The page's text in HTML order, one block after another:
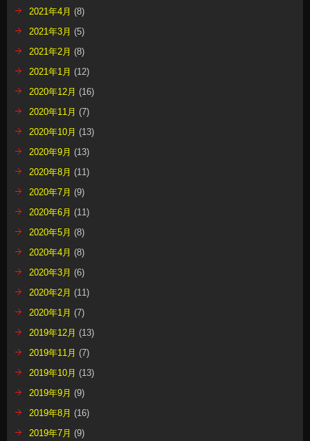
2021年4月 (8)
2021年3月 (5)
2021年2月 (8)
2021年1月 (12)
2020年12月 (16)
2020年11月 (7)
2020年10月 (13)
2020年9月 (13)
2020年8月 (11)
2020年7月 (9)
2020年6月 (11)
2020年5月 (8)
2020年4月 (8)
2020年3月 (6)
2020年2月 (11)
2020年1月 (7)
2019年12月 (13)
2019年11月 (7)
2019年10月 (13)
2019年9月 (9)
2019年8月 (16)
2019年7月 (9)